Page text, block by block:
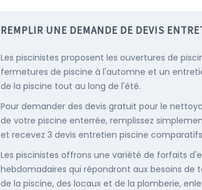
REMPLIR UNE DEMANDE DE DEVIS
Les piscinistes proposent les ouvertures de
fermetures de piscine à l'automne et un
de la piscine tout au long de l'été.
Pour demander des devis gratuit pour le
de votre piscine enterrée, remplissez
et recevez 3 devis entretien piscine
Les piscinistes offrons une variété de forfaits
hebdomadaires qui répondront aux besoins de
de la piscine, des locaux et de la plomberie,